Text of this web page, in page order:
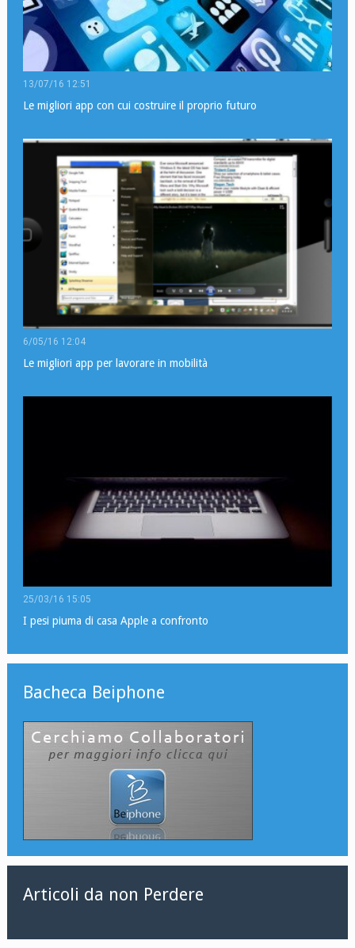
13/07/16 12:51
Le migliori app con cui costruire il proprio futuro
6/05/16 12:04
Le migliori app per lavorare in mobilità
25/03/16 15:05
I pesi piuma di casa Apple a confronto
Bacheca Beiphone
Articoli da non Perdere